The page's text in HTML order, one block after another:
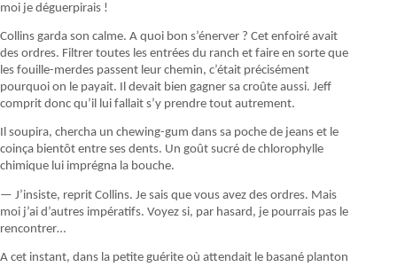
moi je déguerpirais !
Collins garda son calme. A quoi bon s’énerver ? Cet enfoiré avait
des ordres. Filtrer toutes les entrées du ranch et faire en sorte que
les fouille-merdes passent leur chemin, c’était précisément
pourquoi on le payait. Il devait bien gagner sa croûte aussi. Jeff
comprit donc qu’il lui fallait s’y prendre tout autrement.
Il soupira, chercha un chewing-gum dans sa poche de jeans et le
coinça bientôt entre ses dents. Un goût sucré de chlorophylle
chimique lui imprégna la bouche.
— J’insiste, reprit Collins. Je sais que vous avez des ordres. Mais
moi j’ai d’autres impératifs. Voyez si, par hasard, je pourrais pas le
rencontrer…
A cet instant, dans la petite guérite où attendait le basané planton